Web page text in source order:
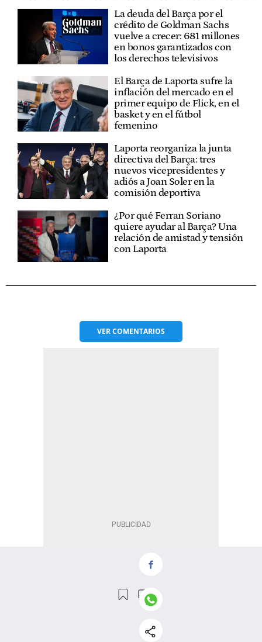
La deuda del Barça por el
crédito de Goldman Sachs
vuelve a crecer: 681 millones
en bonos garantizados con
los derechos televisivos
El Barça de Laporta sufre la
inflación del mercado en el
primer equipo de Flick, en el
basket y en el fútbol
femenino
Laporta reorganiza la junta
directiva del Barça: tres
nuevos vicepresidentes y
adiós a Joan Soler en la
comisión deportiva
¿Por qué Ferran Soriano
quiere ayudar al Barça? Una
relación de amistad y tensión
con Laporta
VERCOMENTARIOS